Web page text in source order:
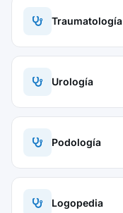
Traumatología
Urología
Podología
Logopedia